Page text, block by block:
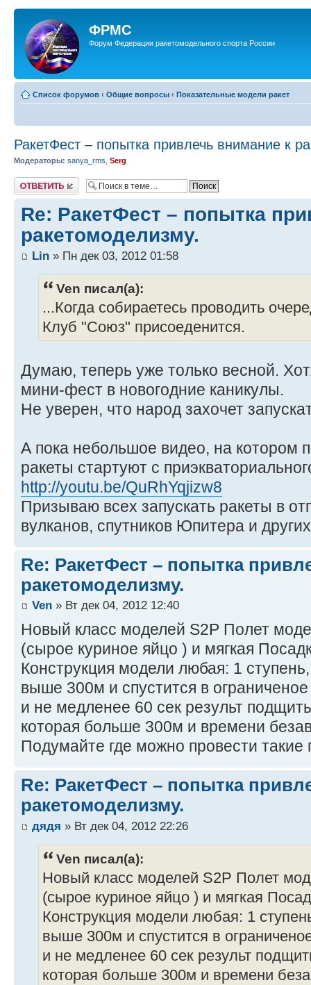
ФРМС
Форум Федерации ракетомодельного спорта России
Список форумов ‹ Общие вопросы ‹ Показательные модели ракет
РакетФест – попытка привлечь внимание к
Модераторы: sanya_rms Serg
Ответить
Re: РакетФест – попытка
ракетомоделизму.
Lin » Пн дек 03, 2012 01:58
Ven писал(а):
...Когда собираетесь проводить
Клуб "Союз" присоеденится.
Думаю, теперь уже только весной.
мини-фест в новогодние каникулы.
Не уверен, что народ захочет
А пока небольшое видео, на котором
ракеты стартуют с
http://youtu.be/QuRhYqjizw8
Призываю всех запускать ракеты в
вулканов, спутников Юпитера и
Re: РакетФест – попытка
ракетомоделизму.
Ven » Вт дек 04, 2012 12:40
Новый класс моделей S2Р Полет
(сырое куриное яйцо ) и мягкая
Конструкция модели любая: 1
выше 300м и спустится в
и не медленее 60 сек результ
которая больше 300м и времени
Подумайте где можно провести такие
Re: РакетФест – попытка
ракетомоделизму.
дядя » Вт дек 04, 2012 22:26
Ven писал(а):
Новый класс моделей S2Р Полет
(сырое куриное яйцо ) и мягкая
Конструкция модели любая: 1
выше 300м и спустится в
и не медленее 60 сек результ
которая больше 300м и времени